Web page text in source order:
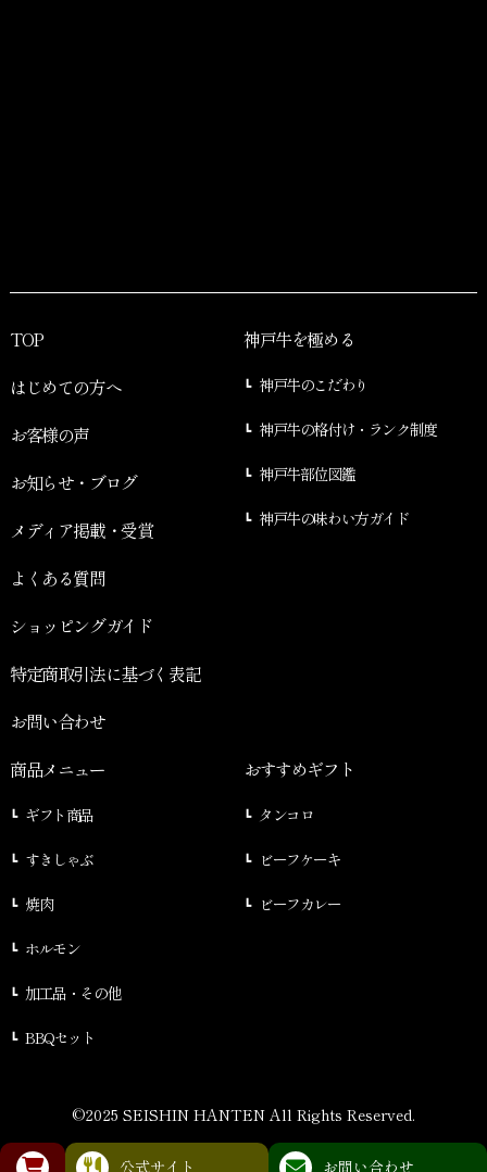
公式サイト お問い合わせ
TOP
はじめての方へ
お客様の声
お知らせ・ブログ
メディア掲載・受賞
よくある質問
ショッピングガイド
特定商取引法に基づく表記
お問い合わせ
神戸牛を極める
神戸牛のこだわり
神戸牛の格付け・ランク制度
神戸牛部位図鑑
神戸牛の味わい方ガイド
商品メニュー
ギフト商品
すきしゃぶ
焼肉
ホルモン
加工品・その他
BBQセット
おすすめギフト
タンコロ
ビーフケーキ
ビーフカレー
©2025 SEISHIN HANTEN All Rights Reserved.